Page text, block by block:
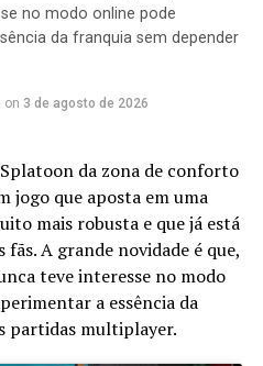
no modo online pode
da franquia sem depender
on 3 de agosto de 2026
da zona de conforto
jogo que aposta em uma
mais robusta e que já está
A grande novidade é que,
teve interesse no modo
a essência da
partidas multiplayer.